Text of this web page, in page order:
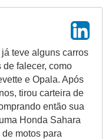
teve alguns carros
falecer, como
e Opala. Após
tirou carteira de
então sua
Honda Sahara
motos para